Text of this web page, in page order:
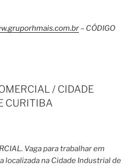
– CÓDIGO
/ CIDADE
CURITIBA
Vaga para trabalhar em
localizada na Cidade Industrial de